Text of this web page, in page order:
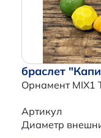
браслет
Орнамент MIX1
Артикул
Диаметр